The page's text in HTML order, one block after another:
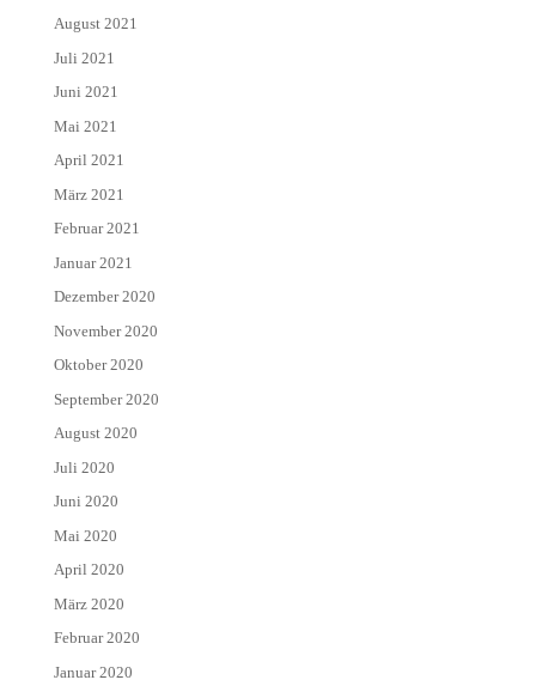
August 2021
Juli 2021
Juni 2021
Mai 2021
April 2021
März 2021
Februar 2021
Januar 2021
Dezember 2020
November 2020
Oktober 2020
September 2020
August 2020
Juli 2020
Juni 2020
Mai 2020
April 2020
März 2020
Februar 2020
Januar 2020